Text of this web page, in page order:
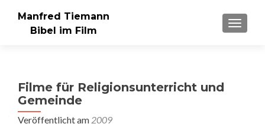
Manfred Tiemann
Bibel im Film
Filme für Religionsunterricht und
Gemeinde
Veröffentlicht am 2009